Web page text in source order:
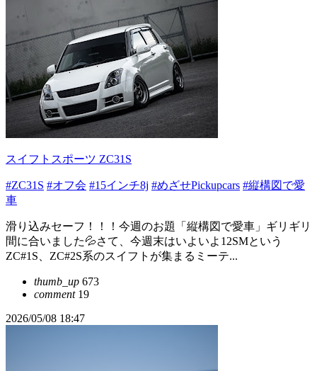
スイフトスポーツ ZC31S
#ZC31S #オフ会 #15インチ8j #めざせPickupcars #縦構図で愛
車
滑り込みセーフ！！！今週のお題「縦構図で愛車」ギリギリ
間に合いました💦さて、今週末はいよいよ12SMという
ZC#1S、ZC#2S系のスイフトが集まるミーテ...
thumb_up 673
comment19
2026/05/08 18:47